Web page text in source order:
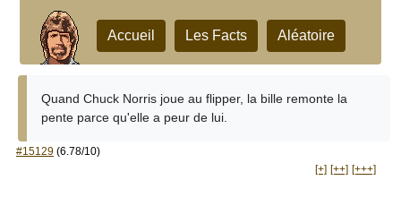
Accueil Les Facts Aléatoire
Quand Chuck Norris joue au flipper, la bille remonte la
pente parce qu'elle a peur de lui.
#15129 (6.78/10)
[+] [++] [+++]